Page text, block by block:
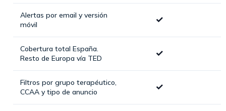
Alertas por email y versión
móvil
✓
Cobertura total España.
Resto de Europa vía TED
✓
Filtros por grupo terapéutico,
CCAA y tipo de anuncio
✓